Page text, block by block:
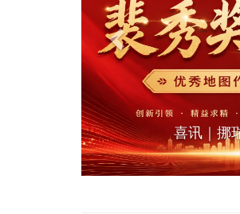
喜讯｜挪